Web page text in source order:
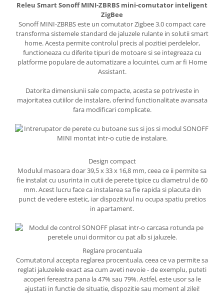
Releu Smart Sonoff MINI-ZBRBS mini-comutator inteligent
ZigBee
Sonoff MINI-ZBRBS este un comutator Zigbee 3.0 compact care
transforma sistemele standard de jaluzele rulante in solutii smart
home. Acesta permite controlul precis al pozitiei perdelelor,
functioneaza cu diferite tipuri de motoare si se integreaza cu
platforme populare de automatizare a locuintei, cum ar fi Home
Assistant.
Datorita dimensiunii sale compacte, acesta se potriveste in
majoritatea cutiilor de instalare, oferind functionalitate avansata
fara modificari complicate.
Design compact
Modulul masoara doar 39,5 x 33 x 16,8 mm, ceea ce ii permite sa
fie instalat cu usurinta in cutii de perete tipice cu diametrul de 60
mm. Acest lucru face ca instalarea sa fie rapida si placuta din
punct de vedere estetic, iar dispozitivul nu ocupa spatiu pretios
in apartament.
Reglare procentuala
Comutatorul accepta reglarea procentuala, ceea ce va permite sa
reglati jaluzelele exact asa cum aveti nevoie - de exemplu, puteti
acoperi fereastra pana la 47% sau 79%. Astfel, este usor sa le
ajustati in functie de situatie, dispozitie sau moment al zilei!